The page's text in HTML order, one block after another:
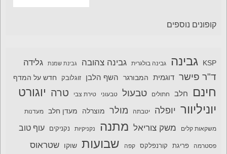
קופונים נוספים
KSP גבינה גבינה בולגרית גבינה צהובה גבינת שמנת גלידה
ד"ר פישר דוגמית המבורגר השף הלבן זוגלובק חדש על המדף
חינם חלב חתולים טבעול טבעוני טירת צבי טרה יוגורט
יוניליוור יופלה יטבתה מולר מוצרלה מעדן חלב מעדנות
משקאות קלים משק צוריאל מתנה נקניקיות נקניקים עוף טוב
פסטרמה פריגת קורנפלקס קפה שבועות שוקו שטראוס